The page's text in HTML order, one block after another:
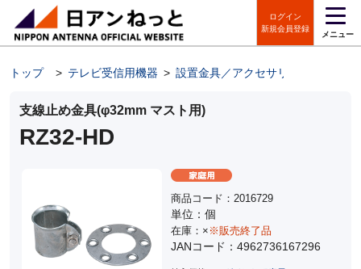
ログイン
新規会員登録
メニュー
トップ > テレビ受信用機器 > 設置金具／アクセサリ
支線止め金具(φ32mm マスト用)
RZ32-HD
商品コード：2016729
単位：個
在庫：× ※販売終了品
JANコード：4962736167296